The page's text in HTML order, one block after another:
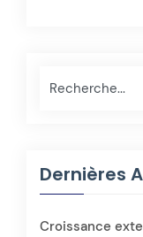
Rechercher
Dernières
Croissance